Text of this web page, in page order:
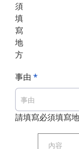
須
填
寫
地
方
事由 *
請填寫必須填寫